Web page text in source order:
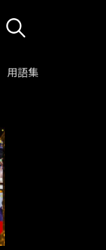
用語集